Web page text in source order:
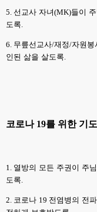
5. 선교사 자녀(MK)들이
도록
6. 무릎선교사/재정/자원봉
인된 삶을 살도록
코로나 19를 위한 기도
1. 열방의 모든 주권이 주
도록
2. 코로나 19 전염병의 전